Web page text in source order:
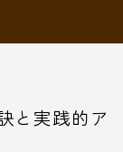
と実践的ア